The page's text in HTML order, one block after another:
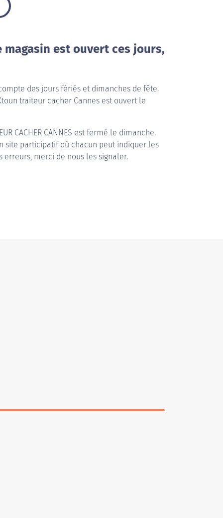
est ouvert ces jours,
des jours fériés et dimanches de fête.
traiteur cacher Cannes est ouvert le
CACHER CANNES est fermé le dimanche.
site participatif où chacun peut indiquer les
erreurs, merci de nous les signaler.